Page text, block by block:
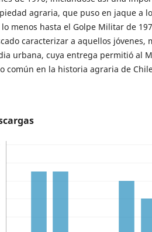
agraria, que puso en jaque a
menos hasta el Golpe Militar de
caracterizar a aquellos jóvenes,
urbana, cuya entrega permitió al
común en la historia agraria de